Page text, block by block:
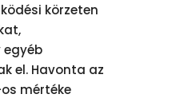
körzeten
egyéb
el. Havonta az
mértéke